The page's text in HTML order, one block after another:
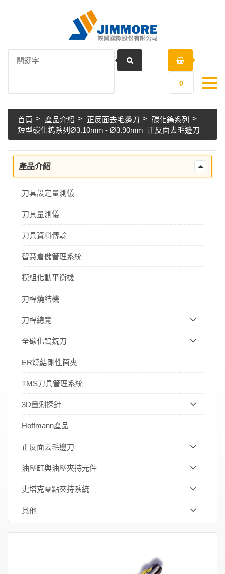
0
首頁 產品介紹 正反面去毛邊刀
碳化鎢系列
短型碳化鎢系列Ø3.10mm - Ø3.90mm_正反面去毛邊刀
產品介紹
刀具設定量測儀
刀具量測儀
刀具資料傳輸
智慧倉儲管理系統
模組化動平衡機
刀桿燒結機
刀桿總覽
全碳化鎢銑刀
ER燒結剛性筒夾
TMS刀具管理系統
3D量測探針
Hoffmann產品
正反面去毛邊刀
油壓缸與油壓夾持元件
史塔克零點夾持系統
其他